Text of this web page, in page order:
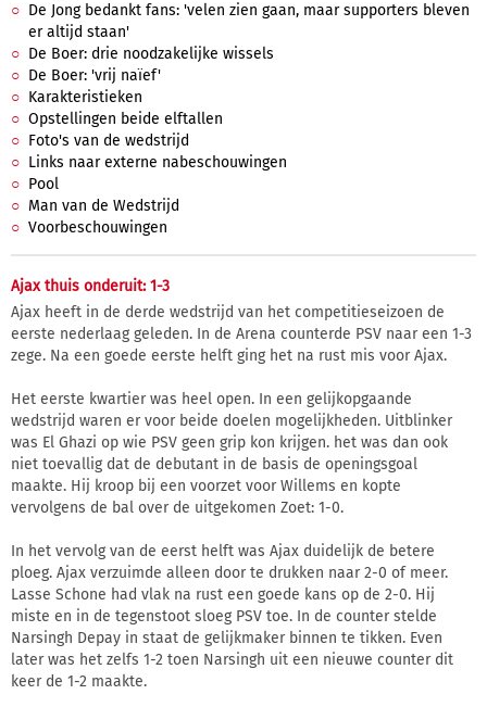
De Jong bedankt fans: 'velen zien gaan, maar supporters bleven
er altijd staan'
De Boer: drie noodzakelijke wissels
De Boer: 'vrij naïef'
Karakteristieken
Opstellingen beide elftallen
Foto's van de wedstrijd
Links naar externe nabeschouwingen
Pool
Man van de Wedstrijd
Voorbeschouwingen
Ajax thuis onderuit: 1-3
Ajax heeft in de derde wedstrijd van het competitieseizoen de
eerste nederlaag geleden. In de Arena counterde PSV naar een 1-3
zege. Na een goede eerste helft ging het na rust mis voor Ajax.
Het eerste kwartier was heel open. In een gelijkopgaande
wedstrijd waren er voor beide doelen mogelijkheden. Uitblinker
was El Ghazi op wie PSV geen grip kon krijgen. het was dan ook
niet toevallig dat de debutant in de basis de openingsgoal
maakte. Hij kroop bij een voorzet voor Willems en kopte
vervolgens de bal over de uitgekomen Zoet: 1-0.
In het vervolg van de eerst helft was Ajax duidelijk de betere
ploeg. Ajax verzuimde alleen door te drukken naar 2-0 of meer.
Lasse Schone had vlak na rust een goede kans op de 2-0. Hij
miste en in de tegenstoot sloeg PSV toe. In de counter stelde
Narsingh Depay in staat de gelijkmaker binnen te tikken. Even
later was het zelfs 1-2 toen Narsingh uit een nieuwe counter dit
keer de 1-2 maakte.